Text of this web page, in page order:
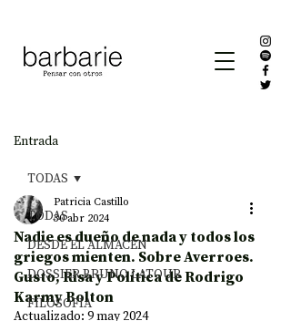
Entrada
TODAS
DESDE EL ALMACÉN
DOSSIER BRUNO LATOUR
FILOSOFÍA
TODAS
Nadie es dueño de nada y todos los
griegos mienten. Sobre Averroes.
Gusto, Risa y Política de Rodrigo
Karmy Bolton
Patricia Castillo
30 abr 2024
Actualizado: 9 may 2024